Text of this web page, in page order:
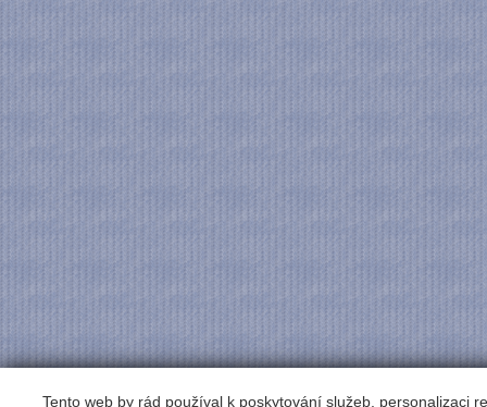
Tento web by rád používal k poskytování služeb, personalizaci